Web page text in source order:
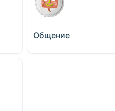
Общение